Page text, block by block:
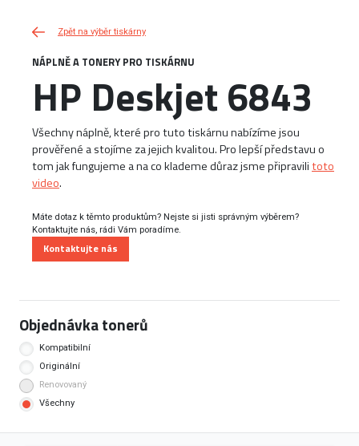
Zpět na výběr tiskárny
NÁPLNĚ A TONERY PRO TISKÁRNU
HP Deskjet 6843
Všechny náplně, které pro tuto tiskárnu nabízíme jsou
prověřené a stojíme za jejich kvalitou. Pro lepší představu o
tom jak fungujeme a na co klademe důraz jsme připravilitoto
video.
Máte dotaz k těmto produktům? Nejste si jisti správným výběrem?
Kontaktujte nás, rádi Vám poradíme.
Kontaktujte nás
Objednávka tonerů
Kompatibilní
Originální
Renovovaný
Všechny